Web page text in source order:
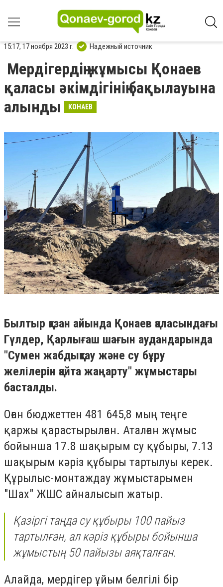
15:17, 17 ноября 2023 г. Надежный источник
Мердігердің жұмысы Қонаев
қаласы әкімдігінің бақылауына
алынды
КОНАЕВ
Былтыр қазан айында Қонаев қаласындағы
Гүлдер, Қарлығаш шағын аудандарында
"Сумен жабдықтау және су бұру
желілерін қайта жаңарту" жұмыстары
басталды.
Оған бюджеттен 481 645,8 мың теңге
қаржы қарастырылған. Аталған жұмыс
бойынша 17.8 шақырым су құбыры, 7.13
шақырым кәріз құбыры тартылуы керек.
Құрылыс-монтаждау жұмыстарымен
"Шах" ЖШС айналысып жатыр.
Қазіргі таңда су құбыры 100 пайыз
тартылған, ал кәріз құбыры бойынша
жұмыстың 50 пайызы аяқталған.
Алайда, мердігер ұйым белгілі бір